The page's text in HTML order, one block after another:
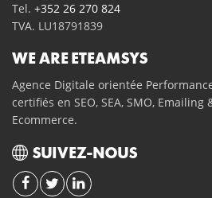
Tel. +352 26 270 824
TVA. LU18791839
WE ARE ETEAMSYS
Agence Digitale orientée
certifiés en SEO, SEA, SMO, Emailing
Ecommerce.
SUIVEZ-NOUS